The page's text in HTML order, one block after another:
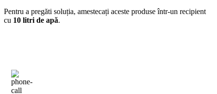
Pentru a pregăti soluția, amestecați aceste produse într-un recipient
cu 10 litri de apă.